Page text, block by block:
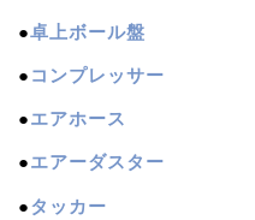
●卓上ボール盤
● コンプレッサー
●エアホース
●エアーダスター
●タッカー